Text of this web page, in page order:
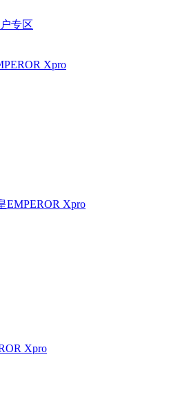
专区
Xpro
EMPEROR Xpro
Xpro